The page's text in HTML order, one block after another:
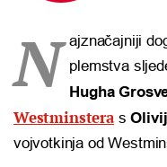
N ajznačajniji
plemstva
Hugha
Westminsteras
vojvotkinja od